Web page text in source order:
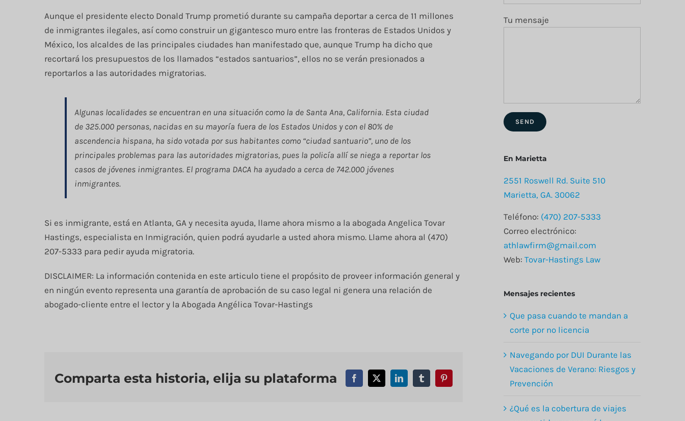
Aunque el presidente electo Donald Trump prometió durante su campaña deportar a cerca de 11 millones
de inmigrantes ilegales, así como construir un gigantesco muro entre las fronteras de Estados Unidos y
México, los alcaldes de las principales ciudades han manifestado que, aunque Trump ha dicho que
recortará los presupuestos de los llamados “estados santuarios”, ellos no se verán presionados a
reportarlos a las autoridades migratorias.
Algunas localidades se encuentran en una situación como la de Santa Ana, California. Esta ciudad
de 325.000 personas, nacidas en su mayoría fuera de los Estados Unidos y con el 80% de
ascendencia hispana, ha sido votada por sus habitantes como “ciudad santuario”, uno de los
principales problemas para las autoridades migratorias, pues la policía allí se niega a reportar los
casos de jóvenes inmigrantes. El programa DACA ha ayudado a cerca de 742.000 jóvenes
inmigrantes.
Si es inmigrante, está en Atlanta, GA y necesita ayuda, llame ahora mismo a la abogada Angelica Tovar
Hastings, especialista en Inmigración, quien podrá ayudarle a usted ahora mismo. Llame ahora al (470)
207-5333 para pedir ayuda migratoria.
DISCLAIMER: La información contenida en este articulo tiene el propósito de proveer información general y
en ningún evento representa una garantía de aprobación de su caso legal ni genera una relación de
abogado-cliente entre el lector y la Abogada Angélica Tovar-Hastings
Comparta esta historia, elija su plataforma Facebook
X LinkedInTumblrPinterest
Tu mensaje
En Marietta
2551 Roswell Rd. Suite 510
Marietta, GA. 30062
Teléfono: (470) 207-5333
Correo electrónico:
athlawfirm@gmail.com
Web: Tovar-Hastings Law
Mensajes recientes
Que pasa cuando te mandan a
corte por no licencia
Navegando por DUI Durante las
Vacaciones de Verano: Riesgos y
Prevención
¿Qué es la cobertura de viajes